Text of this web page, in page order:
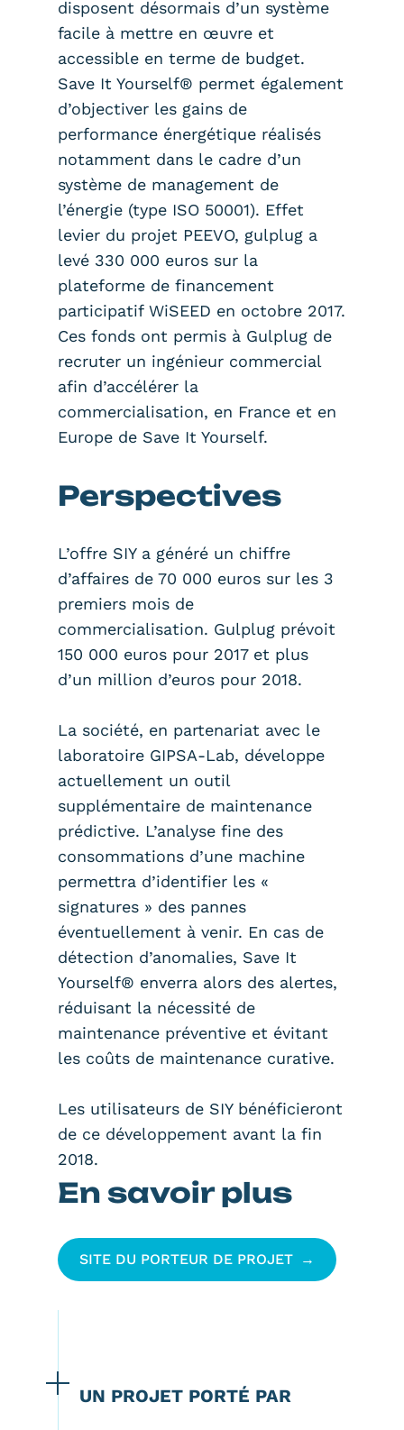
disposent désormais d’un système
facile à mettre en œuvre et
accessible en terme de budget.
Save It Yourself® permet également
d’objectiver les gains de
performance énergétique réalisés
notamment dans le cadre d’un
système de management de
l’énergie (type ISO 50001). Effet
levier du projet PEEVO, gulplug a
levé 330 000 euros sur la
plateforme de financement
participatif WiSEED en octobre 2017.
Ces fonds ont permis à Gulplug de
recruter un ingénieur commercial
afin d’accélérer la
commercialisation, en France et en
Europe de Save It Yourself.
Perspectives
L’offre SIY a généré un chiffre
d’affaires de 70 000 euros sur les 3
premiers mois de
commercialisation. Gulplug prévoit
150 000 euros pour 2017 et plus
d’un million d’euros pour 2018.
La société, en partenariat avec le
laboratoire GIPSA-Lab, développe
actuellement un outil
supplémentaire de maintenance
prédictive. L’analyse fine des
consommations d’une machine
permettra d’identifier les «
signatures » des pannes
éventuellement à venir. En cas de
détection d’anomalies, Save It
Yourself® enverra alors des alertes,
réduisant la nécessité de
maintenance préventive et évitant
les coûts de maintenance curative.
Les utilisateurs de SIY bénéficieront
de ce développement avant la fin
2018.
En savoir plus
SITE DU PORTEUR DE PROJET
UN PROJET PORTÉ PAR